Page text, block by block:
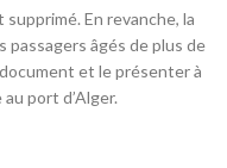
supprimé. En revanche, la
âgés de plus de
et le présenter à
port d’Alger.